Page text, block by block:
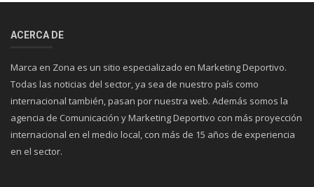
ACERCA DE
Marca en Zona es un sitio especializado en Marketing Deportivo.
Todas las noticias del sector, ya sea de nuestro país como
internacional también, pasan por nuestra web. Además somos la
agencia de Comunicación y Marketing Deportivo con más proyección
internacional en el medio local, con más de 15 años de experiencia
en el sector.